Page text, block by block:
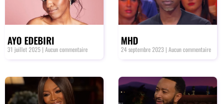
AYO EDEBIRI
31 juillet 2025 Aucun commentaire
MHD
24 septembre 2023 Aucun commentaire